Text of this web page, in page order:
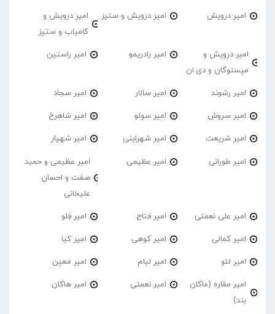
امیر درویش امیر درویش و ستیز
امیر درویش و
کامیاب و ستیز
امیر درویش و
میستوگان و دی.ان
امیر رادریمو امیر راستین
امیر رشوند امیر سالار امیر سجاد
امیر سروش امیر سولو امیر شاهرخ
امیر شریعت امیر شهراینی امیر شهیار
امیر طورانی امیر عظیمی
امیر عظیمی و حمید
صفت و احسان
علیخانی
امیر علی نعمتی امیر فتاح امیر فِلو
امیر کمالی امیر کوهی امیر کیا
امیر لئو امیر لیام امیر معین
امیر مقاره (ماکان
بند)
امیر نعمتی امیر هاکان